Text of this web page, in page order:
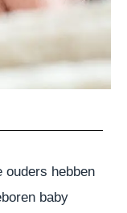
ouders hebben
baby